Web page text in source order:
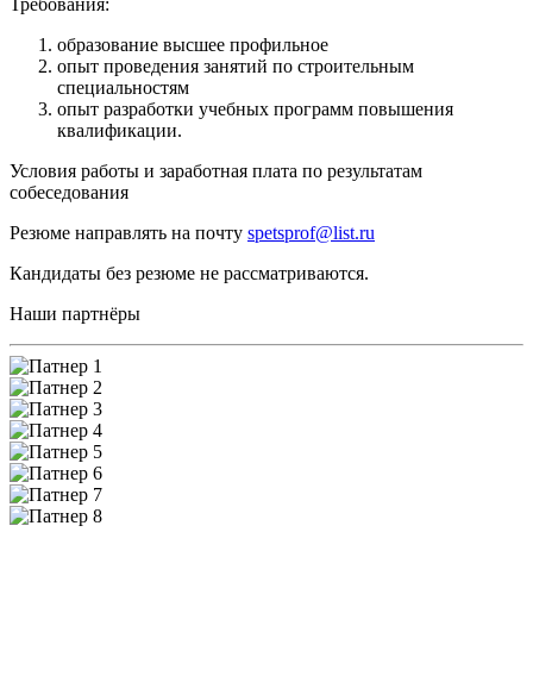
Требования:
образование высшее профильное
опыт проведения занятий по строительным
специальностям
опыт разработки учебных программ повышения
квалификации.
Условия работы и заработная плата по результатам
собеседования
Резюме направлять на почту spetsprof@list.ru
Кандидаты без резюме не рассматриваются.
Наши партнёры